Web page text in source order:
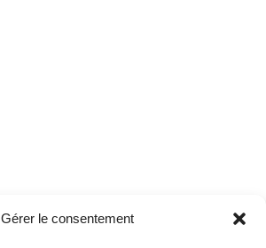
Gérer le consentement